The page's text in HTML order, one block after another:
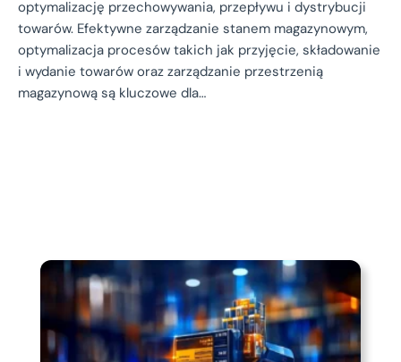
optymalizację przechowywania, przepływu i dystrybucji
towarów. Efektywne zarządzanie stanem magazynowym,
optymalizacja procesów takich jak przyjęcie, składowanie
i wydanie towarów oraz zarządzanie przestrzenią
magazynową są kluczowe dla…